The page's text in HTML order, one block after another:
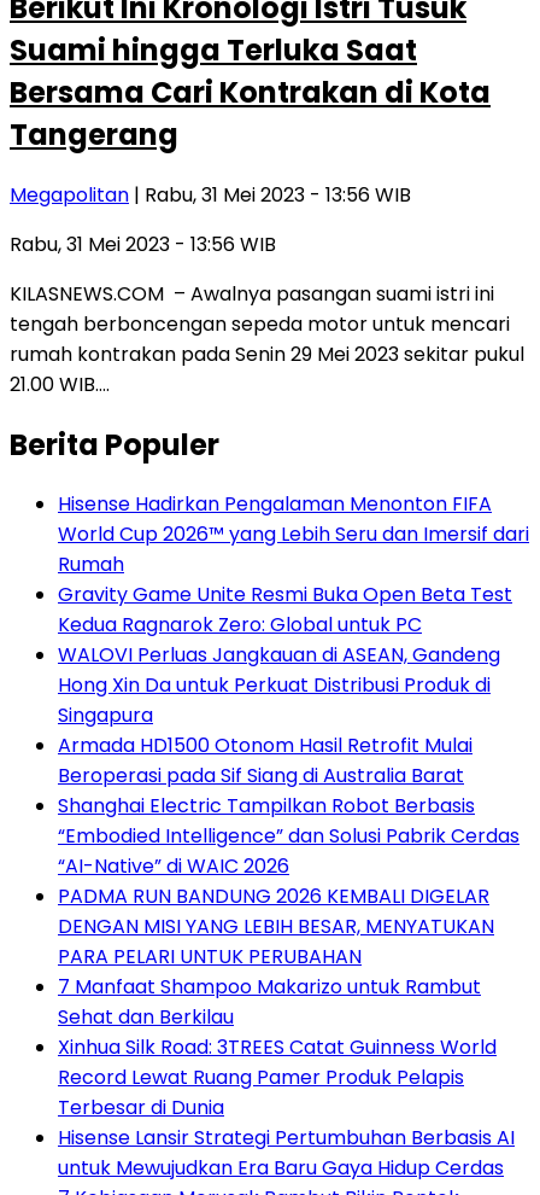
Suami hingga Terluka Saat
Bersama Cari Kontrakan di Kota
Tangerang
Megapolitan | Rabu, 31 Mei 2023 - 13:56 WIB
Rabu, 31 Mei 2023 - 13:56 WIB
KILASNEWS.COM – Awalnya pasangan suami istri ini
tengah berboncengan sepeda motor untuk mencari
rumah kontrakan pada Senin 29 Mei 2023 sekitar pukul
21.00 WIB….
Berita Populer
Hisense Hadirkan Pengalaman Menonton FIFA
World Cup 2026™ yang Lebih Seru dan Imersif dari
Rumah
Gravity Game Unite Resmi Buka Open Beta Test
Kedua Ragnarok Zero: Global untuk PC
WALOVI Perluas Jangkauan di ASEAN, Gandeng
Hong Xin Da untuk Perkuat Distribusi Produk di
Singapura
Armada HD1500 Otonom Hasil Retrofit Mulai
Beroperasi pada Sif Siang di Australia Barat
Shanghai Electric Tampilkan Robot Berbasis
“Embodied Intelligence” dan Solusi Pabrik Cerdas
“AI-Native” di WAIC 2026
PADMA RUN BANDUNG 2026 KEMBALI DIGELAR
DENGAN MISI YANG LEBIH BESAR, MENYATUKAN
PARA PELARI UNTUK PERUBAHAN
7 Manfaat Shampoo Makarizo untuk Rambut
Sehat dan Berkilau
Xinhua Silk Road: 3TREES Catat Guinness World
Record Lewat Ruang Pamer Produk Pelapis
Terbesar di Dunia
Hisense Lansir Strategi Pertumbuhan Berbasis AI
untuk Mewujudkan Era Baru Gaya Hidup Cerdas